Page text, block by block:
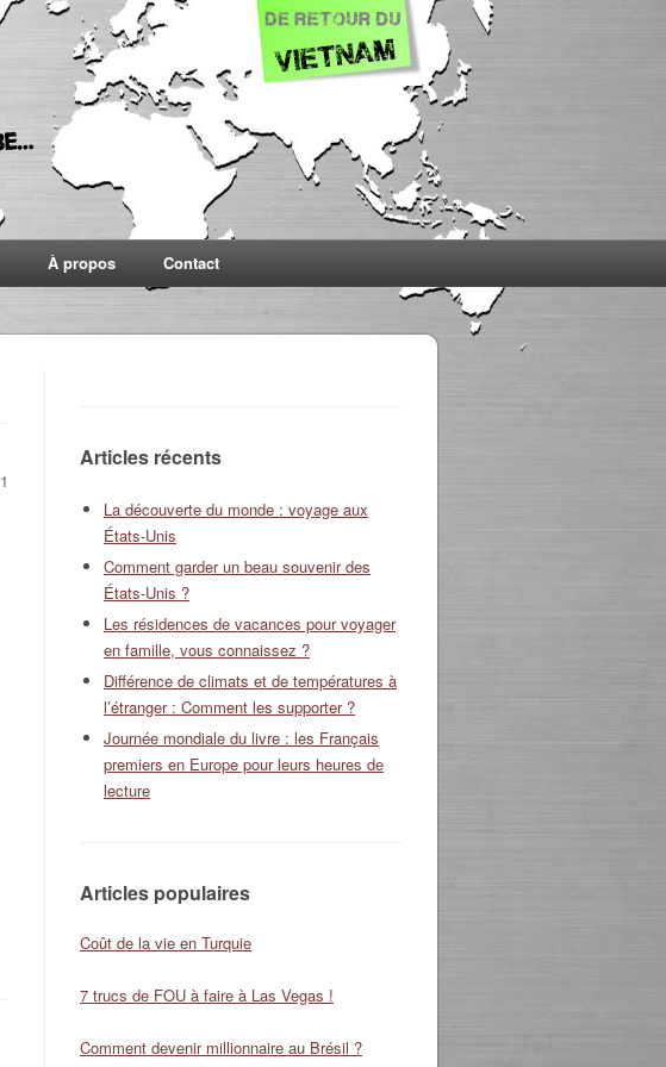
À propos Contact
1
Articles récents
La découverte du monde : voyage aux
États-Unis
Comment garder un beau souvenir des
États-Unis ?
Les résidences de vacances pour voyager
en famille, vous connaissez ?
Différence de climats et de températures à
l’étranger : Comment les supporter ?
Journée mondiale du livre : les Français
premiers en Europe pour leurs heures de
lecture
Articles populaires
Coût de la vie en Turquie
7 trucs de FOU à faire à Las Vegas !
Comment devenir millionnaire au Brésil ?